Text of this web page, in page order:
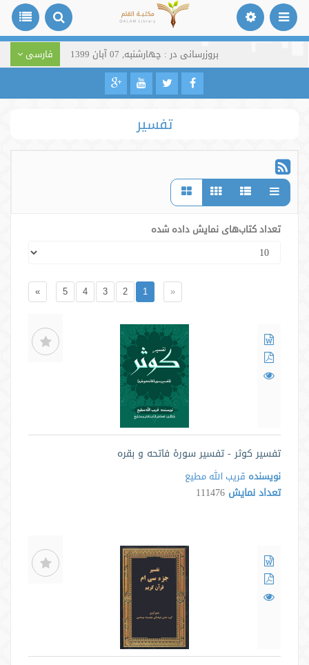
بروزرسانی در : چهارشنبه, 07 آبان 1399 فارسی
تفسیر
تعداد کتاب‌های نمایش داده شده
«
1
2
3
4
5
»
تفسیر کوثر - تفسیر سورۀ فاتحه و بقره
نویسنده قریب الله مطیع
تعداد نمایش 111476